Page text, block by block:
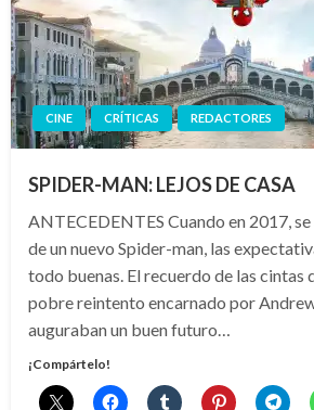
CINE CRÍTICAS REDACTORES
SPIDER-MAN: LEJOS DE CASA
ANTECEDENTES Cuando en 2017,
de un nuevo Spider-man, las
todo buenas. El recuerdo de las cintas
pobre reintento encarnado por
auguraban un buen futuro…
¡Compártelo!